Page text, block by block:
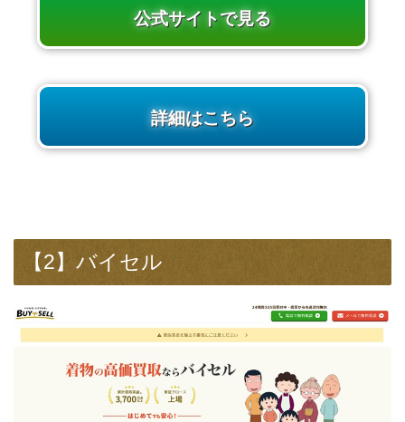
公式サイトで見る
詳細はこちら
【2】バイセル